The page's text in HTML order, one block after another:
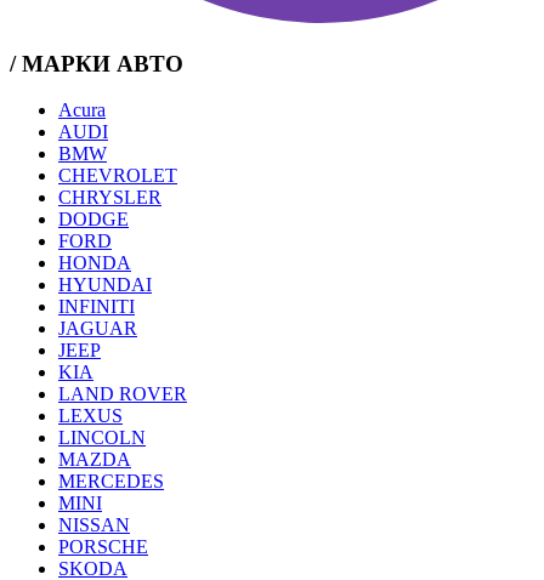
/ МАРКИ АВТО
Acura
AUDI
BMW
CHEVROLET
CHRYSLER
DODGE
FORD
HONDA
HYUNDAI
INFINITI
JAGUAR
JEEP
KIA
LAND ROVER
LEXUS
LINCOLN
MAZDA
MERCEDES
MINI
NISSAN
PORSCHE
SKODA